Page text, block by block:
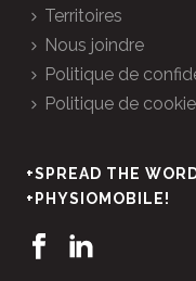
Territoires
Nous joindre
Politique de
Politique de
+SPREAD THE
+PHYSIOMOBILE!